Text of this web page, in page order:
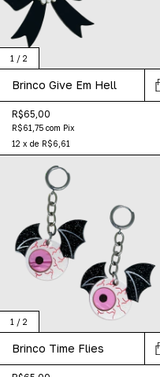
1 / 2
Brinco Give Em Hell
R$65,00
R$61,75 com Pix
12 x de R$6,61
1 / 2
Brinco Time Flies